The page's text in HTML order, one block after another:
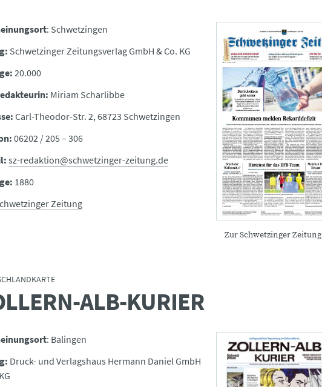
Zur Schwetzinger Zeitung
: Schwetzingen
Schwetzinger Zeitungsverlag GmbH & Co. KG
20.000
Miriam Scharlibbe
Carl-Theodor-Str. 2, 68723 Schwetzingen
06202 / 205 – 306
sz-redaktion@schwetzinger-zeitung.de
1880
Zeitung
ALB-KURIER
: Balingen
Druck- und Verlagshaus Hermann Daniel GmbH